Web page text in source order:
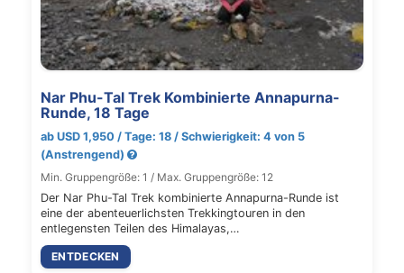
Nar Phu-Tal Trek Kombinierte Annapurna-
Runde, 18 Tage
ab USD 1,950 / Tage: 18 / Schwierigkeit: 4 von 5
(Anstrengend)
Min. Gruppengröße: 1 / Max. Gruppengröße: 12
Der Nar Phu-Tal Trek kombinierte Annapurna-Runde ist
eine der abenteuerlichsten Trekkingtouren in den
entlegensten Teilen des Himalayas,…
ENTDECKEN